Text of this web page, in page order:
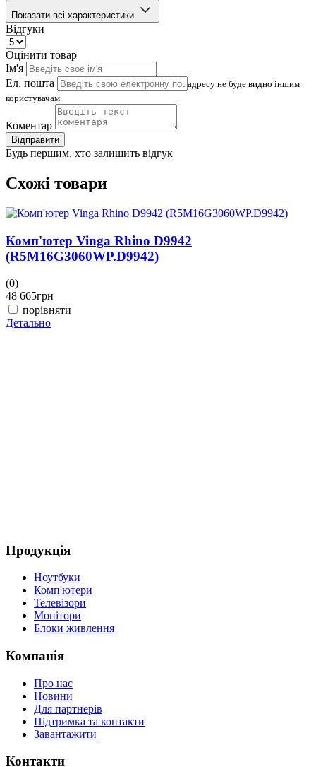
Показати всі характеристики
Відгуки
Оцінити товар
Ім'я
Ел. пошта
адресу не буде видно іншим
користувачам
Коментар
Відправити
Будь першим, хто залишить відгук
Схожі товари
Комп'ютер Vinga Rhino D9942
(R5M16G3060WP.D9942)
(0)
48 665грн
порівняти
Детально
Продукція
Ноутбуки
Комп'ютери
Телевізори
Монітори
Блоки живлення
Компанія
Про нас
Новини
Для партнерів
Підтримка та контакти
Завантажити
Контакти